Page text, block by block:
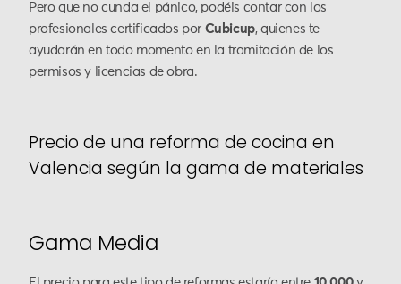
Pero que no cunda el pánico, podéis contar con los
profesionales certificados por Cubicup, quienes te
ayudarán en todo momento en la tramitación de los
permisos y licencias de obra.
Precio de una reforma de cocina en
Valencia según la gama de materiales
Gama Media